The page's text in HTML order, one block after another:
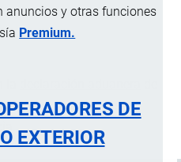
anuncios y otras funciones
Premium.
DE
EXTERIOR
la
de acuerdo a las